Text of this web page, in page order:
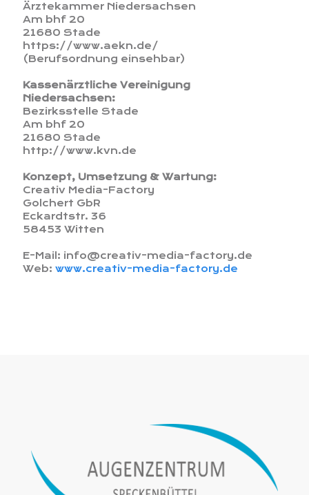
Ärztekammer Niedersachsen
Am bhf 20
21680 Stade
https://www.aekn.de/
(Berufsordnung einsehbar)
Kassenärztliche Vereinigung
Niedersachsen:
Bezirksstelle Stade
Am bhf 20
21680 Stade
http://www.kvn.de
Konzept, Umsetzung & Wartung:
Creativ Media-Factory
Golchert GbR
Eckardtstr. 36
58453 Witten
E-Mail: info@creativ-media-factory.de
Web: www.creativ-media-factory.de